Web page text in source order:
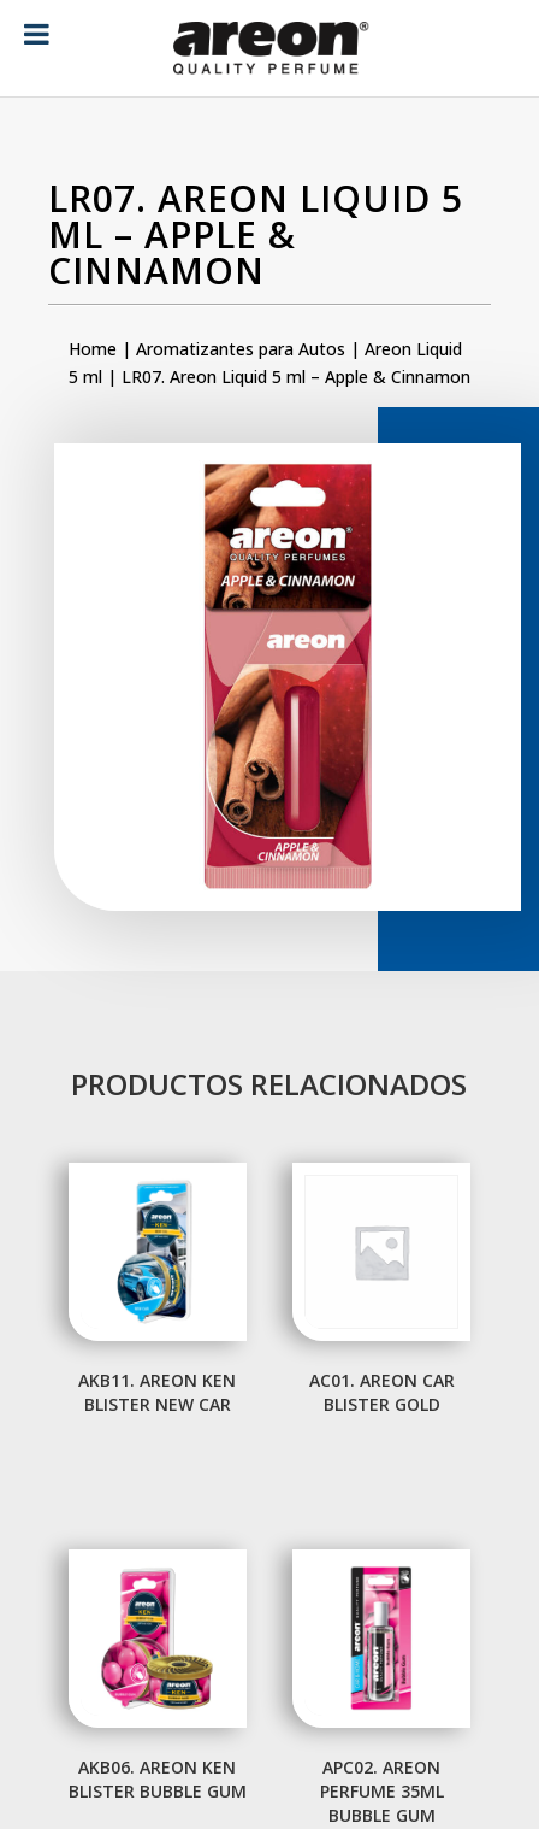
LR07. AREON LIQUID 5
ML – APPLE &
CINNAMON
Home | Aromatizantes para Autos | Areon Liquid
5 ml | LR07. Areon Liquid 5 ml – Apple & Cinnamon
PRODUCTOS RELACIONADOS
AKB11. AREON KEN
BLISTER NEW CAR
AC01. AREON CAR
BLISTER GOLD
AKB06. AREON KEN
BLISTER BUBBLE GUM
APC02. AREON
PERFUME 35ML
BUBBLE GUM